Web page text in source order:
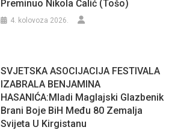
Preminuo Nikola Čalić (Tošo)
4. kolovoza 2026.
SVJETSKA ASOCIJACIJA FESTIVALA
IZABRALA BENJAMINA
HASANIĆA:Mladi Maglajski Glazbenik
Brani Boje BiH Među 80 Zemalja
Svijeta U Kirgistanu